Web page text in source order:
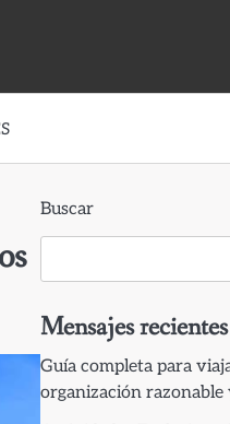
Buscar
Mensajes recientes
Guía completa para
organización razonable